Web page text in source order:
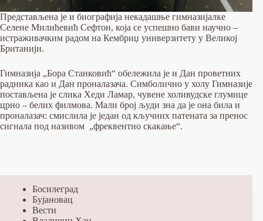
Представљена је и биографија некадашње гимназијалке
Селене Милићевић Сефтон, која се успешно бави научно –
истраживачким радом на Кембриџ универзитету у Великој
Британији.
Гимназија „Бора Станковић“ обележила је и Дан проветних
радника као и Дан проналазача. Симболично у холу Гимназије
постављена је слика Хеди Ламар, чувене холивудске глумице
црно – белих филмова. Мали број људи зна да је она била и
проналазач: смислила је један од кључних патената за пренос
сигнала под називом „фреквентно скакање“.
Босилеград
Бујановац
Вести